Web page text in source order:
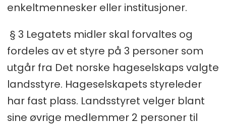
enkeltmennesker eller institusjoner.
§ 3 Legatets midler skal forvaltes og
fordeles av et styre på 3 personer som
utgår fra Det norske hageselskaps valgte
landsstyre. Hageselskapets styreleder
har fast plass. Landsstyret velger blant
sine øvrige medlemmer 2 personer til